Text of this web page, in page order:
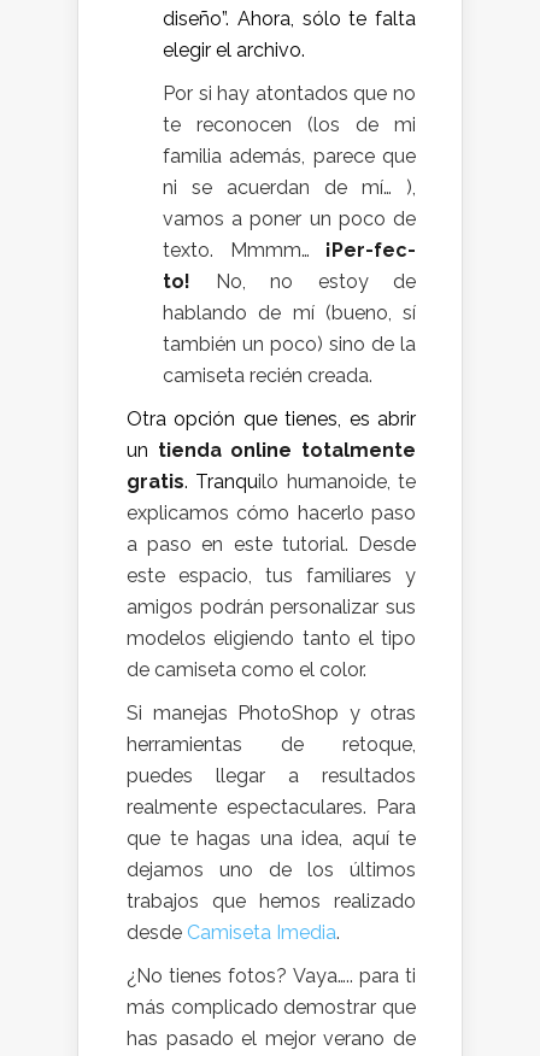
diseño”. Ahora, sólo te falta
elegir el archivo.
Por si hay atontados que no
te reconocen (los de mi
familia además, parece que
ni se acuerdan de mí… ),
vamos a poner un poco de
texto. Mmmm… ¡Per-fec-
to! No, no estoy de
hablando de mí (bueno, sí
también un poco) sino de la
camiseta recién creada.
Otra opción que tienes, es abrir
un tienda online totalmente
gratis. Tranquilo humanoide, te
explicamos cómo hacerlo paso
a paso en este tutorial. Desde
este espacio, tus familiares y
amigos podrán personalizar sus
modelos eligiendo tanto el tipo
de camiseta como el color.
Si manejas PhotoShop y otras
herramientas de retoque,
puedes llegar a resultados
realmente espectaculares. Para
que te hagas una idea, aquí te
dejamos uno de los últimos
trabajos que hemos realizado
desde Camiseta Imedia.
¿No tienes fotos? Vaya….. para ti
más complicado demostrar que
has pasado el mejor verano de